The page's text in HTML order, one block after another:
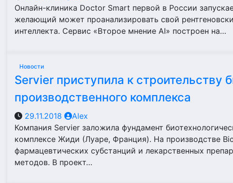
Онлайн-клиника Doctor Smart первой в России
желающий может проанализировать свой
интеллекта. Сервис «Второе мнение AI» построен на…
Новости
Servier приступила к строительству
производственного комплекса
29.11.2018
Alex
Компания Servier заложила фундамент
комплексе Жиди (Луаре, Франция). На производстве
фармацевтических субстанций и лекарственных
методов. В проект…